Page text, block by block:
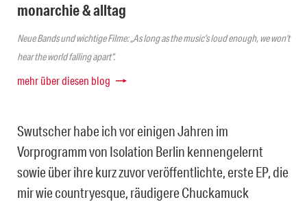
monarchie & alltag
Neue Bands und wichtige Filme: „As long as the music’s loud enough, we won’t
hear the world falling apart“.
mehr über diesen blog
Swutscher habe ich vor einigen Jahren im
Vorprogramm von Isolation Berlin kennengelernt
sowie über ihre kurz zuvor veröffentlichte, erste EP, die
mir wie countryesque, räudigere Chuckamuck